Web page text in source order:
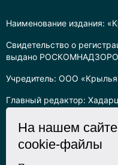
Наименование издания:
Свидетельство о
выдано
Учредитель: ООО
Главный редактор:
Информация на сайте
Все права на любые
защищены в
На нашем
cookie-файлы